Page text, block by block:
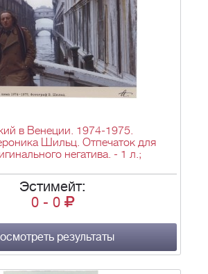
в Венеции. 1974-1975.
Шильц. Отпечаток для
негатива. - 1 л.;
Эстимейт:
0 - 0
результаты